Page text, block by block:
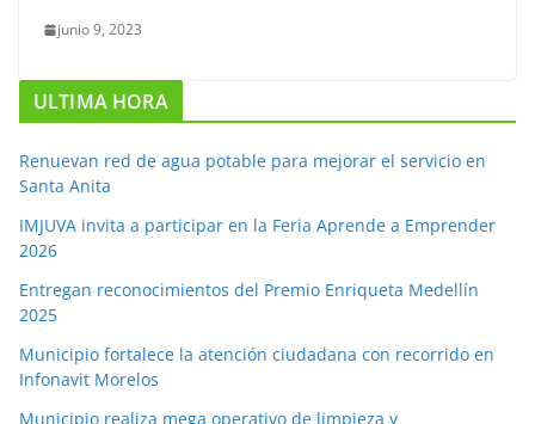
junio 9, 2023
ULTIMA HORA
Renuevan red de agua potable para mejorar el servicio en
Santa Anita
IMJUVA invita a participar en la Feria Aprende a Emprender
2026
Entregan reconocimientos del Premio Enriqueta Medellín
2025
Municipio fortalece la atención ciudadana con recorrido en
Infonavit Morelos
Municipio realiza mega operativo de limpieza y